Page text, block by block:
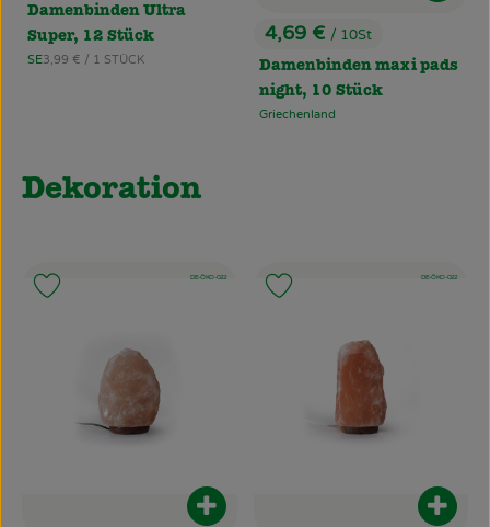
Damenbinden Ultra
Super, 12 Stück
, Herkunft:
SE, Referenzpreis:
3,99 € / 1 STÜCK
, Preis:
4,69 € / 10St
Damenbinden maxi pads
night, 10 Stück
, Herkunft:
Griechenland
Dekoration
Produkt zum Warenkorb
, Kontrollstelle:
DE-ÖKO-022
Produkt zu Favouriten hinzufügen
, Kontrollstelle:
DE-ÖKO-022